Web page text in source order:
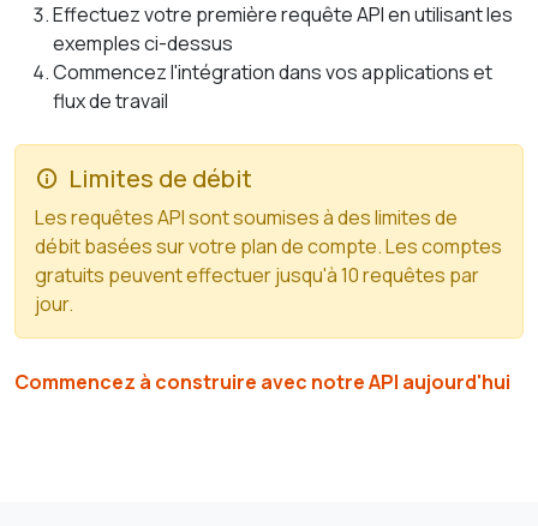
Effectuez votre première requête API en utilisant les
exemples ci-dessus
Commencez l'intégration dans vos applications et
flux de travail
Limites de débit
Les requêtes API sont soumises à des limites de
débit basées sur votre plan de compte. Les comptes
gratuits peuvent effectuer jusqu'à 10 requêtes par
jour.
Commencez à construire avec notre API aujourd'hui